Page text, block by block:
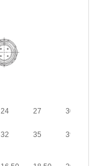
24 27 30
32 35 39